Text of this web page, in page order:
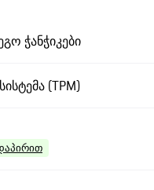
ჭანჭიკები
(TPM)